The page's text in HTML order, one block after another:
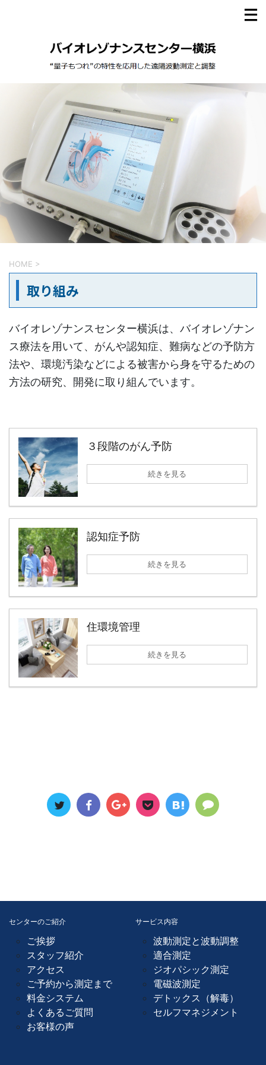
HOME >
取り組み
バイオレゾナンスセンター横浜は、バイオレゾナン
ス療法を用いて、がんや認知症、難病などの予防方
法や、環境汚染などによる被害から身を守るための
方法の研究、開発に取り組んでいます。
３段階のがん予防
続きを見る
認知症予防
続きを見る
住環境管理
続きを見る
センターのご紹介
ご挨拶
スタッフ紹介
アクセス
ご予約から測定まで
料金システム
よくあるご質問
お客様の声
サービス内容
波動測定と波動調整
適合測定
ジオパシック測定
電磁波測定
デトックス（解毒）
セルフマネジメント